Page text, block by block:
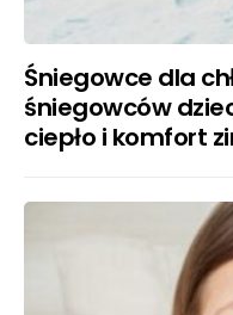
Śniegowce dla
śniegowców
ciepło i komfort